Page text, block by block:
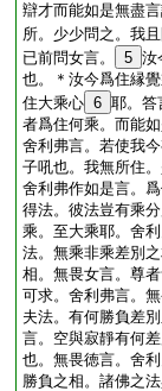
辯才而能如是無盡
所。少少問之。我
已前問女言。
5 汝
也。＊汝今爲住縁
住大乘心 6 耶。答
者爲住何乘。而能
舍利弗言。若使我
子吼也。我無所住
舍利弗作如是言。
得法。彼法豈有乘
乘。至大乘耶。舍
法。無乘非乘差別
相。無畏女言。尊
可求。舍利弗言。
夫法。有何勝負差
言。空與寂靜有何
也。無畏徳言。舍
勝負之相。諸佛之